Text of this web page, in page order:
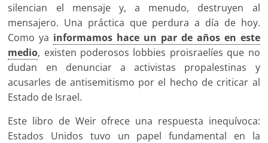
silencian el mensaje y, a menudo, destruyen al
mensajero. Una práctica que perdura a día de hoy.
Como ya informamos hace un par de años en este
medio, existen poderosos lobbies proisraelíes que no
dudan en denunciar a activistas propalestinas y
acusarles de antisemitismo por el hecho de criticar al
Estado de Israel.
Este libro de Weir ofrece una respuesta inequívoca:
Estados Unidos tuvo un papel fundamental en la